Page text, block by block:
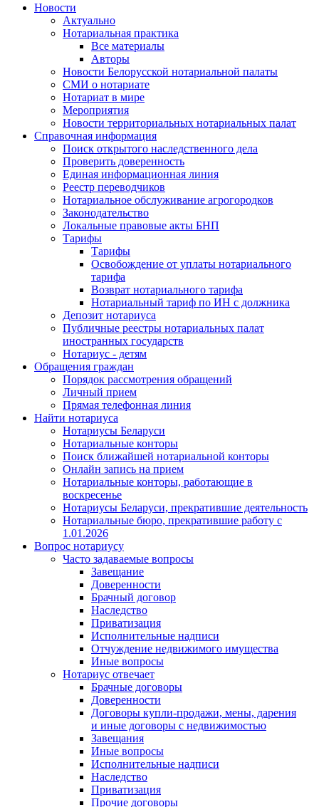
Новости
Актуально
Нотариальная практика
Все материалы
Авторы
Новости Белорусской нотариальной палаты
СМИ о нотариате
Нотариат в мире
Мероприятия
Новости территориальных нотариальных палат
Справочная информация
Поиск открытого наследственного дела
Проверить доверенность
Единая информационная линия
Реестр переводчиков
Нотариальное обслуживание агрогородков
Законодательство
Локальные правовые акты БНП
Тарифы
Тарифы
Освобождение от уплаты нотариального
тарифа
Возврат нотариального тарифа
Нотариальный тариф по ИН с должника
Депозит нотариуса
Публичные реестры нотариальных палат
иностранных государств
Нотариус - детям
Обращения граждан
Порядок рассмотрения обращений
Личный прием
Прямая телефонная линия
Найти нотариуса
Нотариусы Беларуси
Нотариальные конторы
Поиск ближайшей нотариальной конторы
Онлайн запись на прием
Нотариальные конторы, работающие в
воскресенье
Нотариусы Беларуси, прекратившие деятельность
Нотариальные бюро, прекратившие работу с
1.01.2026
Вопрос нотариусу
Часто задаваемые вопросы
Завещание
Доверенности
Брачный договор
Наследство
Приватизация
Исполнительные надписи
Отчуждение недвижимого имущества
Иные вопросы
Нотариус отвечает
Брачные договоры
Доверенности
Договоры купли-продажи, мены, дарения
и иные договоры с недвижимостью
Завещания
Иные вопросы
Исполнительные надписи
Наследство
Приватизация
Прочие договоры